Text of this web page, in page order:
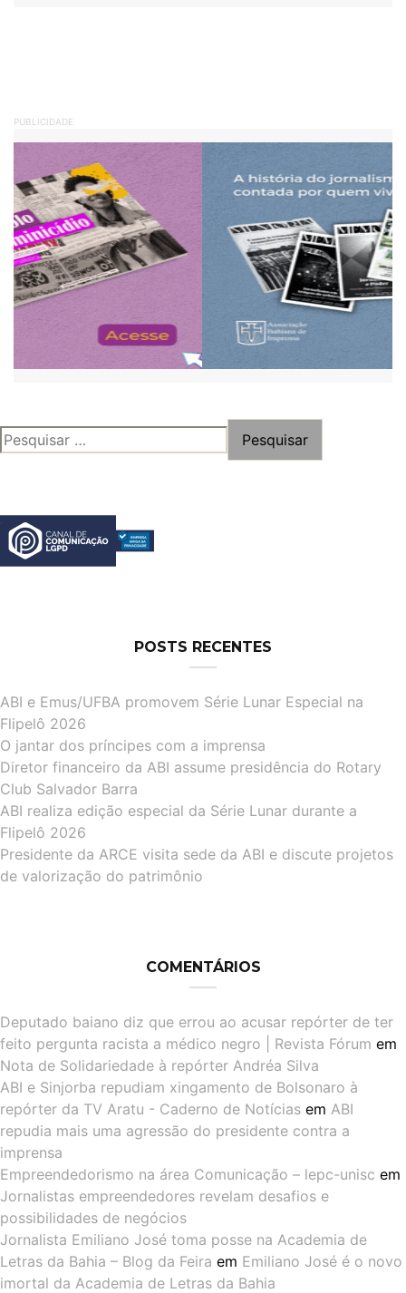
PUBLICIDADE
PESQUISAR
POR:
POSTS RECENTES
ABI e Emus/UFBA promovem Série Lunar Especial na
Flipelô 2026
O jantar dos príncipes com a imprensa
Diretor financeiro da ABI assume presidência do Rotary
Club Salvador Barra
ABI realiza edição especial da Série Lunar durante a
Flipelô 2026
Presidente da ARCE visita sede da ABI e discute projetos
de valorização do patrimônio
COMENTÁRIOS
Deputado baiano diz que errou ao acusar repórter de ter
feito pergunta racista a médico negro | Revista Fórum em
Nota de Solidariedade à repórter Andréa Silva
ABI e Sinjorba repudiam xingamento de Bolsonaro à
repórter da TV Aratu - Caderno de Notícias em ABI
repudia mais uma agressão do presidente contra a
imprensa
Empreendedorismo na área Comunicação – lepc-unisc em
Jornalistas empreendedores revelam desafios e
possibilidades de negócios
Jornalista Emiliano José toma posse na Academia de
Letras da Bahia – Blog da Feira em Emiliano José é o novo
imortal da Academia de Letras da Bahia